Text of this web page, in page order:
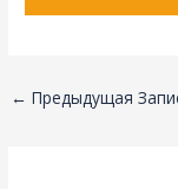
← Предыдущая